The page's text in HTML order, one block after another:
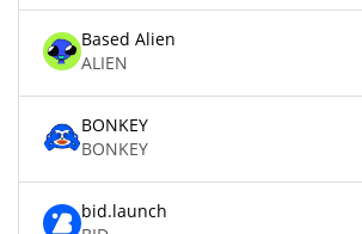
Based Alien
ALIEN
BONKEY
BONKEY
bid.launch